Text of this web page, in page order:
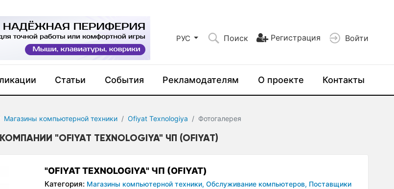
РУС Поиск Регистрация Войти
Статьи События Рекламодателям О проекте Контакты
Магазины компьютерной техники Ofiyat Texnologiya Фотогалерея
"OFIYAT TEXNOLOGIYA" ЧП (OFIYAT)
"OFIYAT TEXNOLOGIYA" ЧП (OFIYAT)
Категория: Магазины компьютерной техники, Обслуживание компьютеров, Поставщики